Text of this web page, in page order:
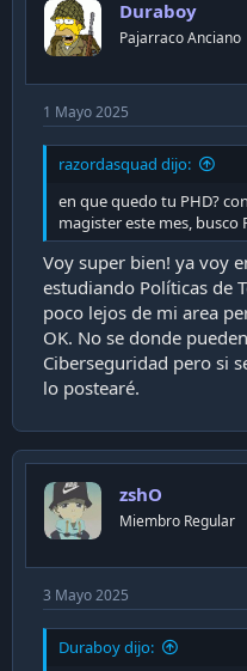
Duraboy
Pajarraco Anciano
1 Mayo 2025
razordasquad dijo:
en que quedo tu PHD?
magister este mes, busco
Voy super bien! ya voy
estudiando Políticas de
poco lejos de mi area
OK. No se donde
Ciberseguridad pero si
lo postearé.
zshO
Miembro Regular
3 Mayo 2025
Duraboy dijo: